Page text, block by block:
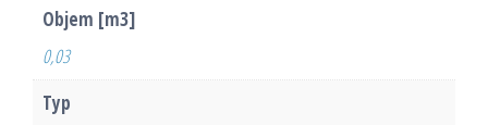
Objem [m3]
0,03
Typ